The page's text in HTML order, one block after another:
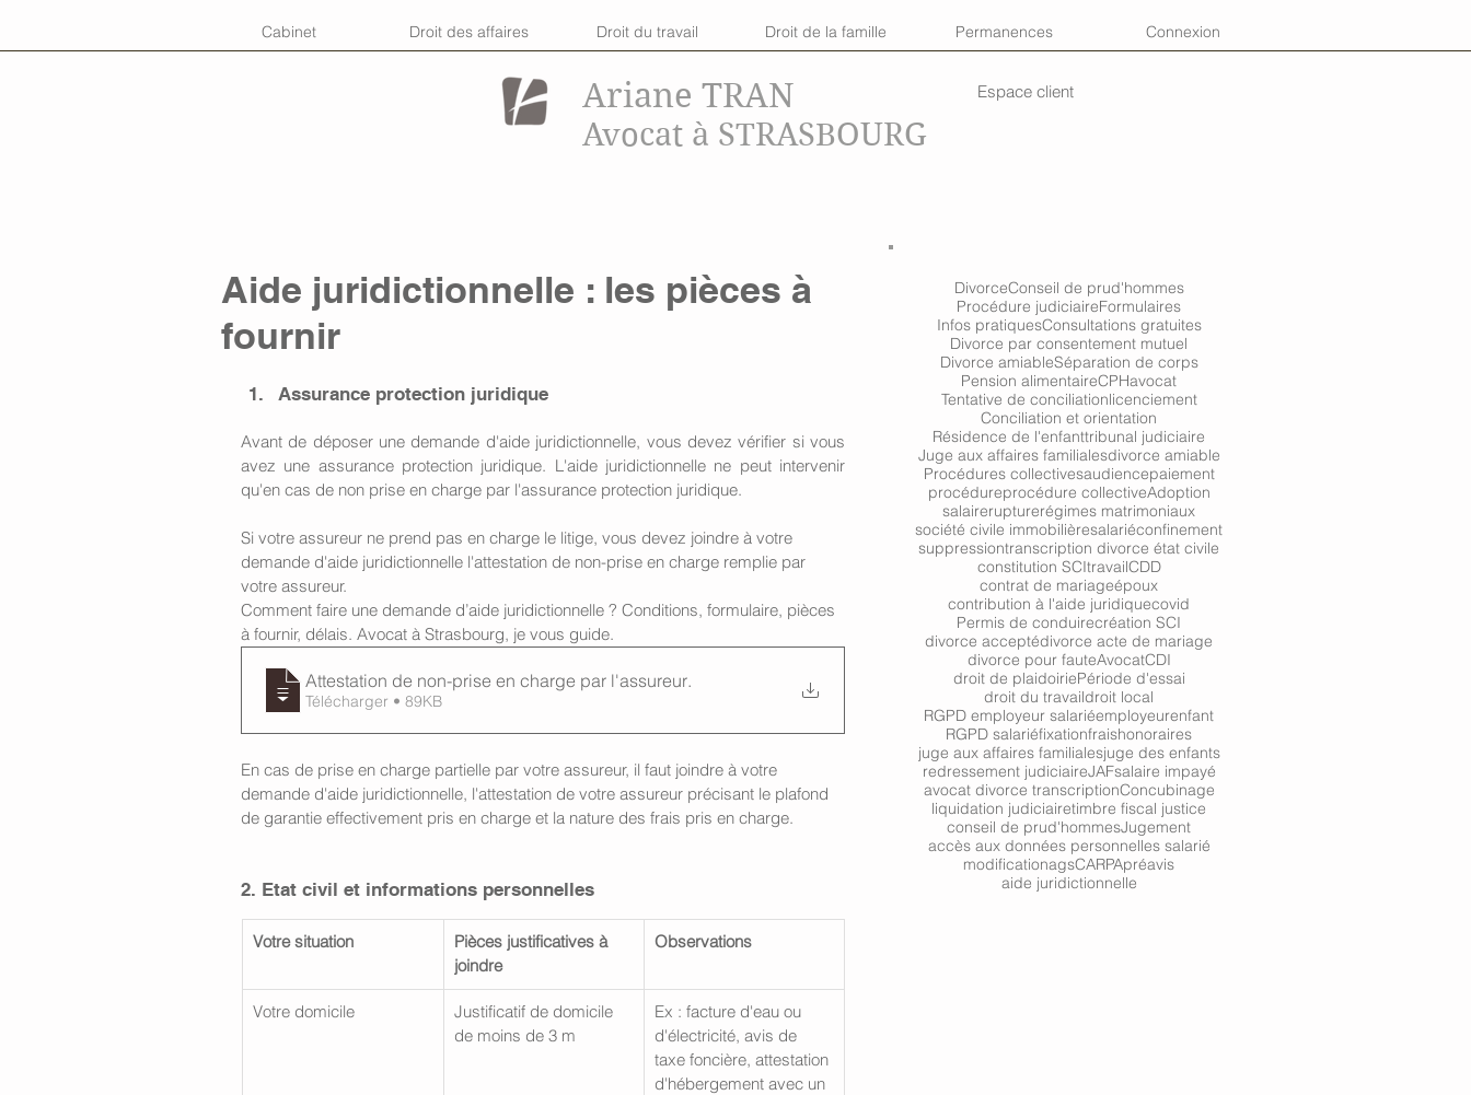
Cabinet Droit des affaires Droit du travail Droit de la famille Permanences Connexion
Ariane TRAN
Avocat à STRASBOURG
Espace client
Aide juridictionnelle : les pièces à
fournir
Assurance protection juridique
Avant de déposer une demande d'aide juridictionnelle, vous devez vérifier si vous
avez une assurance protection juridique. L'aide juridictionnelle ne peut intervenir
qu'en cas de non prise en charge par l'assurance protection juridique.
Si votre assureur ne prend pas en charge le litige, vous devez joindre à votre
demande d'aide juridictionnelle l'attestation de non-prise en charge remplie par
votre assureur.
Comment faire une demande d’aide juridictionnelle ? Conditions, formulaire, pièces
à fournir, délais. Avocat à Strasbourg, je vous guide.
Attestation de non-prise en charge par l'assureur.
Télécharger • 89KB
En cas de prise en charge partielle par votre assureur, il faut joindre à votre
demande d'aide juridictionnelle, l'attestation de votre assureur précisant le plafond
de garantie effectivement pris en charge et la nature des frais pris en charge.
2. Etat civil et informations personnelles
Votre situation
Pièces justificatives à
joindre
Observations
Votre domicile
Justificatif de domicile
de moins de 3 m
Ex : facture d'eau ou
d'électricité, avis de
taxe foncière, attestation
d'hébergement avec un
DivorceConseil de prud'hommes
Procédure judiciaireFormulaires
Infos pratiquesConsultations gratuites
Divorce par consentement mutuel
Divorce amiableSéparation de corps
Pension alimentaireCPHavocat
Tentative de conciliationlicenciement
Conciliation et orientation
Résidence de l'enfanttribunal judiciaire
Juge aux affaires familialesdivorce amiable
Procédures collectivesaudiencepaiement
procédureprocédure collectiveAdoption
salairerupturerégimes matrimoniaux
société civile immobilièresalariéconfinement
suppressiontranscription divorce état civile
constitution SCItravailCDD
contrat de mariageépoux
contribution à l'aide juridiquecovid
Permis de conduirecréation SCI
divorce acceptédivorce acte de mariage
divorce pour fauteAvocatCDI
droit de plaidoiriePériode d'essai
droit du travaildroit local
RGPD employeur salariéemployeurenfant
RGPD salariéfixationfraishonoraires
juge aux affaires familialesjuge des enfants
redressement judiciaireJAFsalaire impayé
avocat divorce transcriptionConcubinage
liquidation judiciairetimbre fiscal justice
conseil de prud'hommesJugement
accès aux données personnelles salarié
modificationagsCARPApréavis
aide juridictionnelle